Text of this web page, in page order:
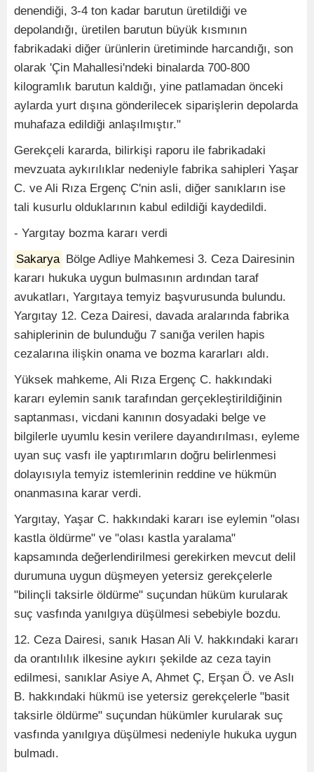
denendiği, 3-4 ton kadar barutun üretildiği ve
depolandığı, üretilen barutun büyük kısmının
fabrikadaki diğer ürünlerin üretiminde harcandığı, son
olarak 'Çin Mahallesi'ndeki binalarda 700-800
kilogramlık barutun kaldığı, yine patlamadan önceki
aylarda yurt dışına gönderilecek siparişlerin depolarda
muhafaza edildiği anlaşılmıştır."
Gerekçeli kararda, bilirkişi raporu ile fabrikadaki
mevzuata aykırılıklar nedeniyle fabrika sahipleri Yaşar
C. ve Ali Rıza Ergenç C'nin asli, diğer sanıkların ise
tali kusurlu olduklarının kabul edildiği kaydedildi.
- Yargıtay bozma kararı verdi
Sakarya
Bölge Adliye Mahkemesi 3. Ceza Dairesinin
kararı hukuka uygun bulmasının ardından taraf
avukatları, Yargıtaya temyiz başvurusunda bulundu.
Yargıtay 12. Ceza Dairesi, davada aralarında fabrika
sahiplerinin de bulunduğu 7 sanığa verilen hapis
cezalarına ilişkin onama ve bozma kararları aldı.
Yüksek mahkeme, Ali Rıza Ergenç C. hakkındaki
kararı eylemin sanık tarafından gerçekleştirildiğinin
saptanması, vicdani kanının dosyadaki belge ve
bilgilerle uyumlu kesin verilere dayandırılması, eyleme
uyan suç vasfı ile yaptırımların doğru belirlenmesi
dolayısıyla temyiz istemlerinin reddine ve hükmün
onanmasına karar verdi.
Yargıtay, Yaşar C. hakkındaki kararı ise eylemin "olası
kastla öldürme" ve "olası kastla yaralama"
kapsamında değerlendirilmesi gerekirken mevcut delil
durumuna uygun düşmeyen yetersiz gerekçelerle
"bilinçli taksirle öldürme" suçundan hüküm kurularak
suç vasfında yanılgıya düşülmesi sebebiyle bozdu.
12. Ceza Dairesi, sanık Hasan Ali V. hakkındaki kararı
da orantılılık ilkesine aykırı şekilde az ceza tayin
edilmesi, sanıklar Asiye A, Ahmet Ç, Erşan Ö. ve Aslı
B. hakkındaki hükmü ise yetersiz gerekçelerle "basit
taksirle öldürme" suçundan hükümler kurularak suç
vasfında yanılgıya düşülmesi nedeniyle hukuka uygun
bulmadı.